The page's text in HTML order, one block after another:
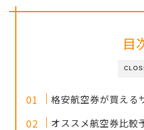
目
格安航空券が買える
オススメ航空券比較